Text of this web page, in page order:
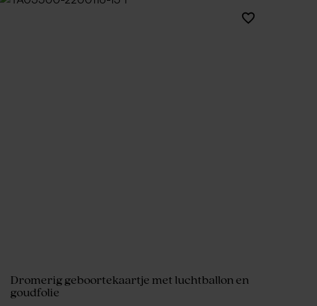
Dromerig geboortekaartje met luchtballon en
goudfolie